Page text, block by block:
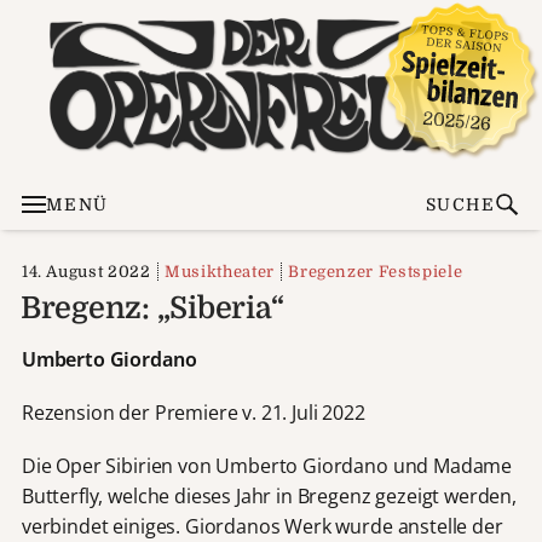
MENÜ SUCHE
14. August 2022 Musiktheater Bregenzer Festspiele
Bregenz: „Siberia“
Umberto Giordano
Rezension der Premiere v. 21. Juli 2022
Die Oper Sibirien von Umberto Giordano und Madame
Butterfly, welche dieses Jahr in Bregenz gezeigt werden,
verbindet einiges. Giordanos Werk wurde anstelle der